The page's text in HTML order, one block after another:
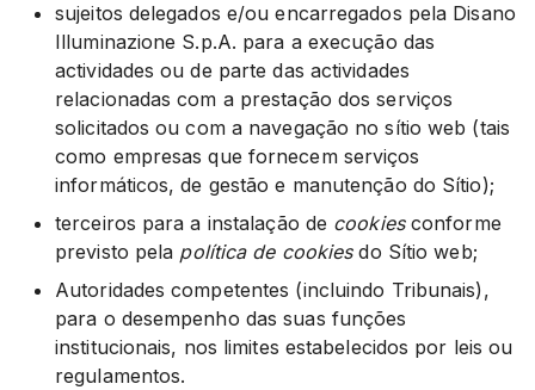
sujeitos delegados e/ou encarregados pela Disano
Illuminazione S.p.A. para a execução das
actividades ou de parte das actividades
relacionadas com a prestação dos serviços
solicitados ou com a navegação no sítio web (tais
como empresas que fornecem serviços
informáticos, de gestão e manutenção do Sítio);
terceiros para a instalação de cookiesconforme
previsto pela política de cookiesdo Sítio web;
Autoridades competentes (incluindo Tribunais),
para o desempenho das suas funções
institucionais, nos limites estabelecidos por leis ou
regulamentos.